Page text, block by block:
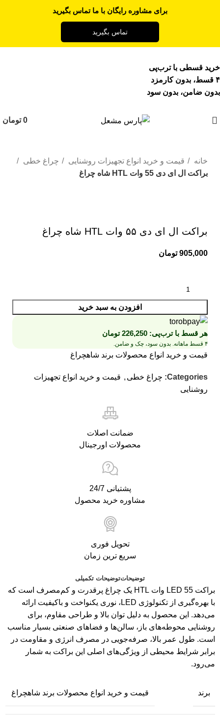
خرید قسطی با ترب‌پی
۴ قسط، بدون کارمزد
بدون ضامن، بدون سود
0 تومان
خانه قیمت و خرید انواع تجهیزات روشنایی
چراغ خطی
براکت ال ای دی 55 وات HTL شاه چراغ
براکت ال ای دی ۵۵ وات HTL شاه چراغ
905,000 تومان
افزودن به سبد خرید
هر قسط با ترب‌پی: 226,250 تومان
۴ قسط ماهانه. بدون سود، چک و ضامن.
قیمت و خرید انواع محصولات برند شاهچراغ
Categories: چراغ خطی , قیمت و خرید انواع تجهیزات
روشنایی
ضمانت اصلات
محصولات اورجینال
پشتیانی 24/7
مشاوره خرید محصول
تحویل فوری
سریع ترین زمان
توضیحاتتوضیحات تکمیلی
براکت LED 55 وات HTL یک چراغ پرقدرت و کم‌مصرف است که
با بهره‌گیری از تکنولوژی LED، نوری یکنواخت و باکیفیت ارائه
می‌دهد. این محصول به دلیل توان بالا و طراحی مقاوم، برای
روشنایی محوطه‌های باز، سالن‌ها و فضاهای صنعتی بسیار مناسب
است. طول عمر بالا، صرفه‌جویی در مصرف انرژی و مقاومت در
برابر شرایط محیطی از ویژگی‌های اصلی این براکت به شمار
می‌رود.
برند قیمت و خرید انواع محصولات برند شاهچراغ
برای مشاوره رایگان با ما تماس بگیرید
تماس بگیرید